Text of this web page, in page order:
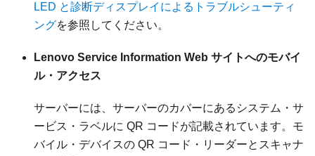
LED と診断ディスプレイによるトラブルシューティ
ングを参照してください。
Lenovo Service Information Web サイトへのモバイ
ル・アクセス
サーバーには、サーバーのカバーにあるシステム・サ
ービス・ラベルに QR コードが記載されています。モ
バイル・デバイスの QR コード・リーダーとスキャナ